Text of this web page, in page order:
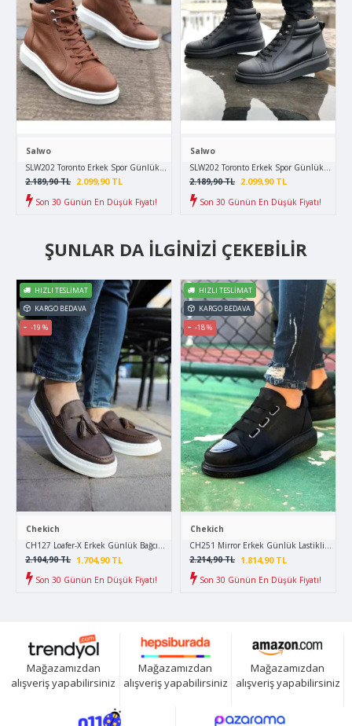
Salwo
SLW202 Toronto Erkek Spor Günlük Bağcıklı Cilt Bot CBT - Taba
2.099,90 TL
2.189,90 TL
Son 30 Günün En Düşük Fiyatı!
Salwo
SLW202 Toronto Erkek Spor Günlük
2.099,90 TL
2.189,90 TL
Son 30 Günün En Düşük Fiyatı!
ŞUNLAR DA İLGINIZI ÇEKEBILIR
HIZLI TESLIMAT
KARGO BEDAVA
-19 %
Chekich
CH127 Loafer-X Erkek Günlük Bağcıksız Corcik Cilt Klasik Ayakkabı CBT - Kahverengi
1.704,90 TL
2.104,90 TL
Son 30 Günün En Düşük Fiyatı!
HIZLI TESLIMAT
KARGO BEDAVA
-18 %
Chekich
CH251 Mirror Erkek Günlük Lastikli Cilt
1.814,90 TL
2.214,90 TL
Son 30 Günün En Düşük Fiyatı!
Mağazamızdan
alışveriş yapabilirsiniz
Mağazamızdan
alışveriş yapabilirsiniz
Mağazamızdan
alışveriş yapabilirsiniz